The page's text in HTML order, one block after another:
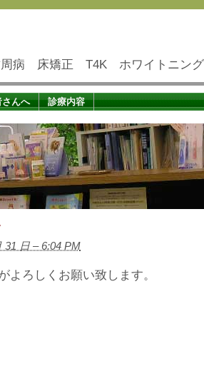
周病 床矯正 T4K ホワイトニン
さんへ 診療内容
31 日 – 6:04 PM
よろしくお願い致します。